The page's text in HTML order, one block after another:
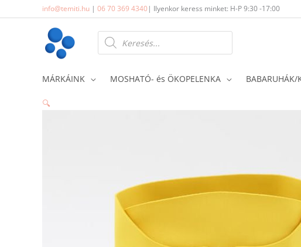
to
info@temiti.hu | 06 70 369 4340| Ilyenkor keress minket: H-P 9:30 -17:00
Products
search
MÁRKÁINK MOSHATÓ- és ÖKOPELENKA BABARUHÁK/
🔍